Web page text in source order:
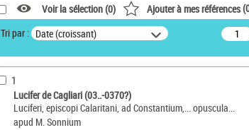
Voir la sélection (0) Ajouter à mes références(
Tri par : Date (croissant)
1
Lucifer de Cagliari (03..-0370?)
Luciferi, episcopi Calaritani, ad Constantium,... opuscula...
apud M. Sonnium